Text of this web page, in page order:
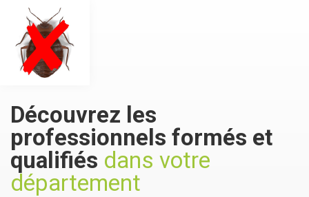
Découvrez les
professionnels formés et
qualifiés dans votre
département